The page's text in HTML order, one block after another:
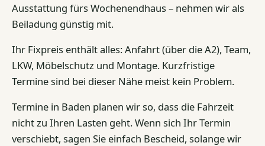
Ausstattung fürs Wochenendhaus – nehmen wir als
Beiladung günstig mit.
Ihr Fixpreis enthält alles: Anfahrt (über die A2), Team,
LKW, Möbelschutz und Montage. Kurzfristige
Termine sind bei dieser Nähe meist kein Problem.
Termine in Baden planen wir so, dass die Fahrzeit
nicht zu Ihren Lasten geht. Wenn sich Ihr Termin
verschiebt, sagen Sie einfach Bescheid, solange wir